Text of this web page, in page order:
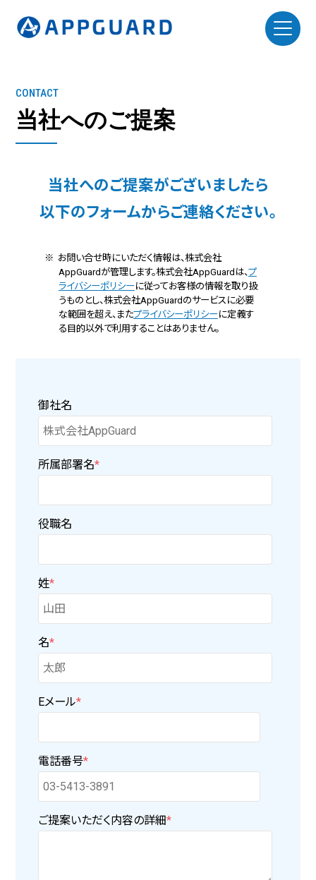
CONTACT
当社へのご提案
当社へのご提案がございましたら
以下のフォームからご連絡ください。
※ お問い合せ時にいただく情報は、株式会社
AppGuardが管理します。株式会社AppGuardは、プ
ライバシーポリシー に従ってお客様の情報を取り扱
うものとし、株式会社AppGuardのサービスに必要
な範囲を超え、またプライバシーポリシー に定義す
る目的以外で利用することはありません。
御社名
所属部署名*
役職名
姓*
名*
Eメール*
電話番号*
ご提案いただく内容の詳細*